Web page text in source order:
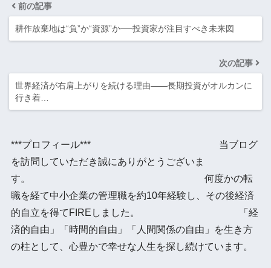
前の記事
耕作放棄地は“負”か“資源”か──投資家が注目すべき未来図
次の記事
世界経済が右肩上がりを続ける理由——長期投資がオルカンに
行き着…
***プロフィール*** 当ブログ
を訪問していただき誠にありがとうございま
す。 何度かの転
職を経て中小企業の管理職を約10年経験し、その後経済
的自立を得てFIREしました。 「経
済的自由」「時間的自由」「人間関係の自由」を生き方
の柱として、心豊かで幸せな人生を探し続けています。